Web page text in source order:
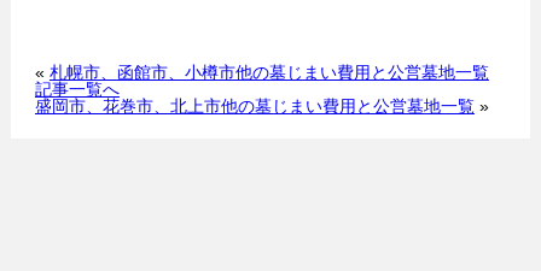
« 札幌市、函館市、小樽市他の墓じまい費用と公営墓地一覧
記事一覧へ
盛岡市、花巻市、北上市他の墓じまい費用と公営墓地一覧»